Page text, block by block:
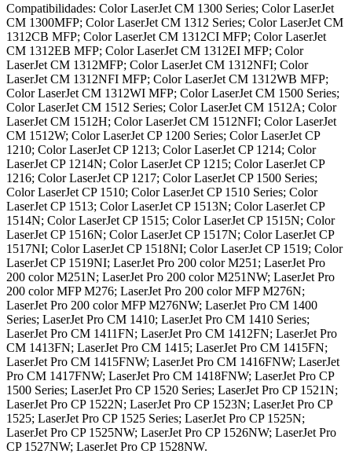
Compatibilidades: Color LaserJet CM 1300 Series; Color LaserJet
CM 1300MFP; Color LaserJet CM 1312 Series; Color LaserJet CM
1312CB MFP; Color LaserJet CM 1312CI MFP; Color LaserJet
CM 1312EB MFP; Color LaserJet CM 1312EI MFP; Color
LaserJet CM 1312MFP; Color LaserJet CM 1312NFI; Color
LaserJet CM 1312NFI MFP; Color LaserJet CM 1312WB MFP;
Color LaserJet CM 1312WI MFP; Color LaserJet CM 1500 Series;
Color LaserJet CM 1512 Series; Color LaserJet CM 1512A; Color
LaserJet CM 1512H; Color LaserJet CM 1512NFI; Color LaserJet
CM 1512W; Color LaserJet CP 1200 Series; Color LaserJet CP
1210; Color LaserJet CP 1213; Color LaserJet CP 1214; Color
LaserJet CP 1214N; Color LaserJet CP 1215; Color LaserJet CP
1216; Color LaserJet CP 1217; Color LaserJet CP 1500 Series;
Color LaserJet CP 1510; Color LaserJet CP 1510 Series; Color
LaserJet CP 1513; Color LaserJet CP 1513N; Color LaserJet CP
1514N; Color LaserJet CP 1515; Color LaserJet CP 1515N; Color
LaserJet CP 1516N; Color LaserJet CP 1517N; Color LaserJet CP
1517NI; Color LaserJet CP 1518NI; Color LaserJet CP 1519; Color
LaserJet CP 1519NI; LaserJet Pro 200 color M251; LaserJet Pro
200 color M251N; LaserJet Pro 200 color M251NW; LaserJet Pro
200 color MFP M276; LaserJet Pro 200 color MFP M276N;
LaserJet Pro 200 color MFP M276NW; LaserJet Pro CM 1400
Series; LaserJet Pro CM 1410; LaserJet Pro CM 1410 Series;
LaserJet Pro CM 1411FN; LaserJet Pro CM 1412FN; LaserJet Pro
CM 1413FN; LaserJet Pro CM 1415; LaserJet Pro CM 1415FN;
LaserJet Pro CM 1415FNW; LaserJet Pro CM 1416FNW; LaserJet
Pro CM 1417FNW; LaserJet Pro CM 1418FNW; LaserJet Pro CP
1500 Series; LaserJet Pro CP 1520 Series; LaserJet Pro CP 1521N;
LaserJet Pro CP 1522N; LaserJet Pro CP 1523N; LaserJet Pro CP
1525; LaserJet Pro CP 1525 Series; LaserJet Pro CP 1525N;
LaserJet Pro CP 1525NW; LaserJet Pro CP 1526NW; LaserJet Pro
CP 1527NW; LaserJet Pro CP 1528NW.